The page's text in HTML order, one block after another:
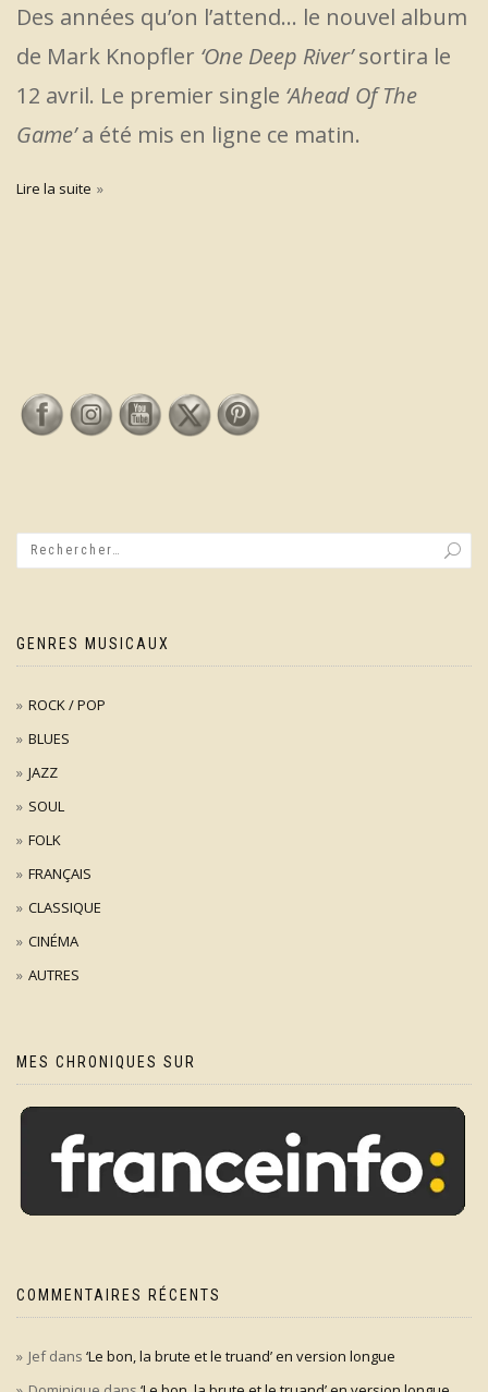
Des années qu’on l’attend… le nouvel album
de Mark Knopfler ‘One Deep River’sortira le
12 avril. Le premier single ‘Ahead Of The
Game’a été mis en ligne ce matin.
Lire la suite
GENRES MUSICAUX
ROCK / POP
BLUES
JAZZ
SOUL
FOLK
FRANÇAIS
CLASSIQUE
CINÉMA
AUTRES
MES CHRONIQUES SUR
COMMENTAIRES RÉCENTS
Jefdans ‘Le bon, la brute et le truand’ en version longue